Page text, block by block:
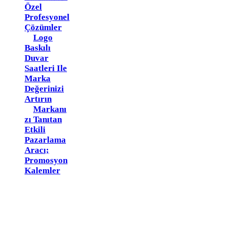
Özel
Profesyonel
Çözümler
Logo
Baskılı
Duvar
Saatleri Ile
Marka
Değerinizi
Artırın
Markanı
Zı Tanıtan
Etkili
Pazarlama
Aracı;
Promosyon
Kalemler